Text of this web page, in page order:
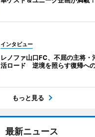
インタビュー
レノファ山口FC、不屈の主将・
活ロード 逆境を照らす復帰へ
もっと見る
最新ニュース